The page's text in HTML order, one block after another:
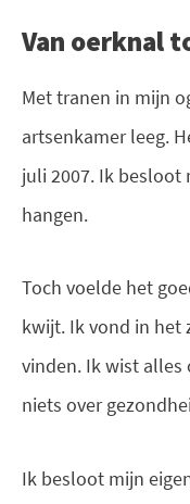
Van oerknal
Met tranen in mijn
artsenkamer leeg.
juli 2007. Ik besloot
hangen.
Toch voelde het
kwijt. Ik vond in het
vinden. Ik wist alles
niets over
Ik besloot mijn